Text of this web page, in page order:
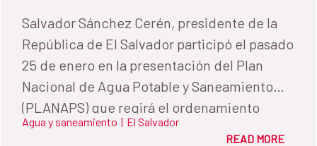
Salvador Sánchez Cerén, presidente de la
República de El Salvador participó el pasado
25 de enero en la presentación del Plan
Nacional de Agua Potable y Saneamiento
(PLANAPS) que regirá el ordenamiento
institucional del sector en el país. Esta
Agua y saneamiento | El Salvador
READ MORE